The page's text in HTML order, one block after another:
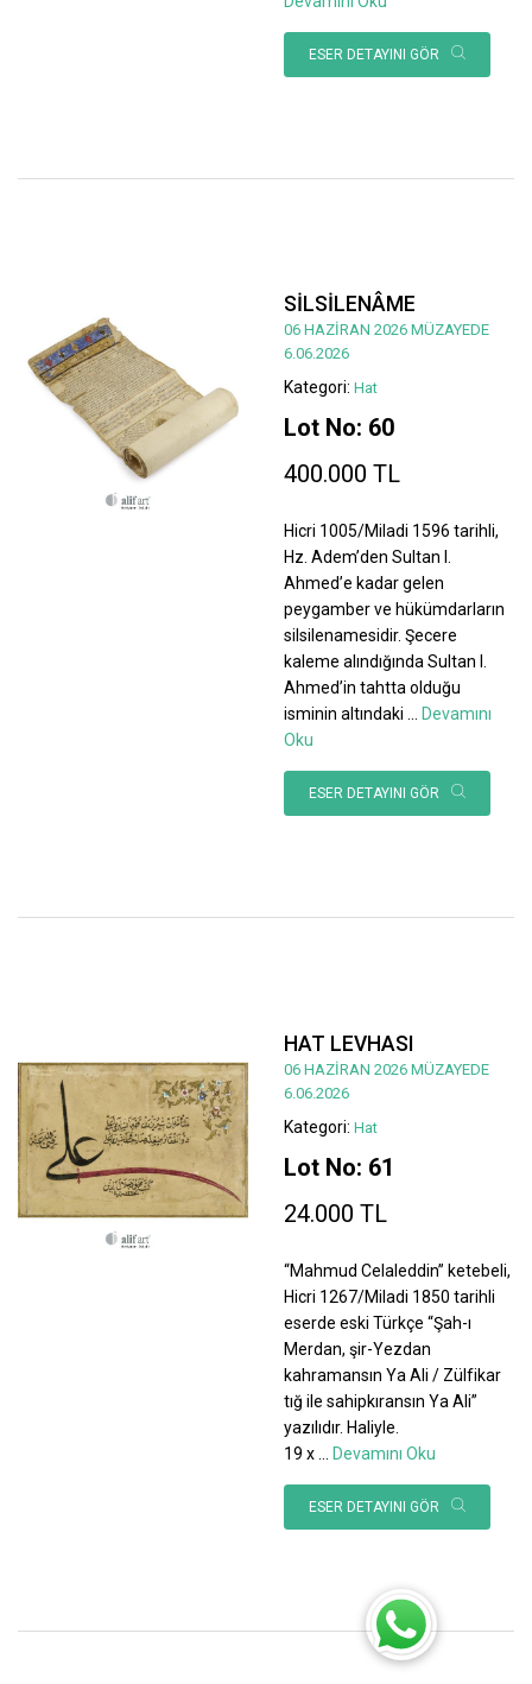
ESER DETAYINI GÖR
SİLSİLENÂME
06 HAZİRAN 2026 MÜZAYEDE
6.06.2026
Kategori: Hat
Lot No: 60
400.000 TL
Hicri 1005/Miladi 1596 tarihli,
Hz. Adem’den Sultan I.
Ahmed’e kadar gelen
peygamber ve hükümdarların
silsilenamesidir. Şecere
kaleme alındığında Sultan I.
Ahmed’in tahtta olduğu
isminin altındaki
Devamını
Oku
ESER DETAYINI GÖR
HAT LEVHASI
06 HAZİRAN 2026 MÜZAYEDE
6.06.2026
Kategori: Hat
Lot No: 61
24.000 TL
“Mahmud Celaleddin” ketebeli,
Hicri 1267/Miladi 1850 tarihli
eserde eski Türkçe “Şah-ı
Merdan, şir-Yezdan
kahramansın Ya Ali / Zülfikar
tığ ile sahipkıransın Ya Ali”
yazılıdır. Haliyle.
19 x
Devamını Oku
ESER DETAYINI GÖR